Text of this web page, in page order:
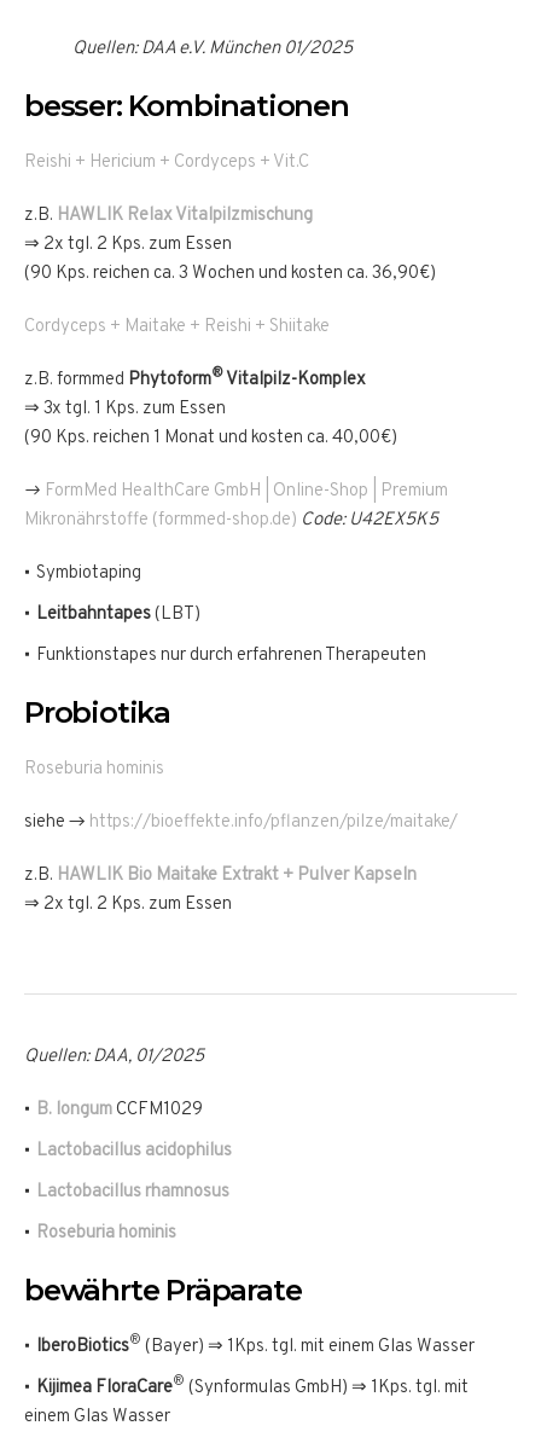
Quellen: DAA e.V. München 01/2025
besser: Kombinationen
Reishi + Hericium + Cordyceps + Vit.C
z.B. HAWLIK Relax Vitalpilzmischung
⇒ 2x tgl. 2 Kps. zum Essen
(90 Kps. reichen ca. 3 Wochen und kosten ca. 36,90€)
Cordyceps + Maitake + Reishi + Shiitake
z.B. formmed Phytoform® Vitalpilz-Komplex
⇒ 3x tgl. 1 Kps. zum Essen
(90 Kps. reichen 1 Monat und kosten ca. 40,00€)
→ FormMed HealthCare GmbH | Online-Shop | Premium
Mikronährstoffe (formmed-shop.de) Code: U42EX5K5
Symbiotaping
Leitbahntapes(LBT)
Funktionstapes nur durch erfahrenen Therapeuten
Probiotika
Roseburia hominis
siehe → https://bioeffekte.info/pflanzen/pilze/maitake/
z.B. HAWLIK Bio Maitake Extrakt + Pulver Kapseln
⇒ 2x tgl. 2 Kps. zum Essen
Quellen: DAA, 01/2025
B. longum CCFM1029
Lactobacillus acidophilus
Lactobacillus rhamnosus
Roseburia hominis
bewährte Präparate
IberoBiotics® (Bayer) ⇒ 1Kps. tgl. mit einem Glas Wasser
Kijimea FloraCare® (Synformulas GmbH) ⇒ 1Kps. tgl. mit
einem Glas Wasser